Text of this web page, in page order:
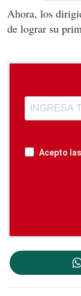
Ahora, los
de lograr su
Acepto